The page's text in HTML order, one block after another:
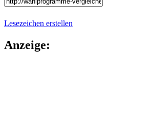
Lesezeichen erstellen
Anzeige: